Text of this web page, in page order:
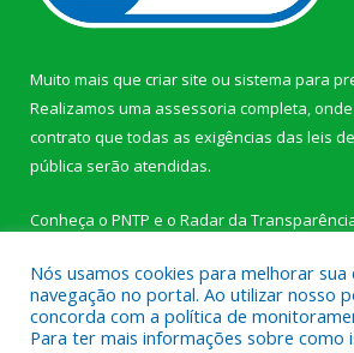
Muito mais que criar site ou sistema para
Realizamos uma assessoria completa,
contrato que todas as exigências das leis
pública serão atendidas.
Conheça o PNTP e o Radar da
Todos os direitos reservados a Câmara
Nós usamos cookies para melhorar sua
navegação no portal. Ao utilizar nosso
concorda com a política de
Para ter mais informações sobre como